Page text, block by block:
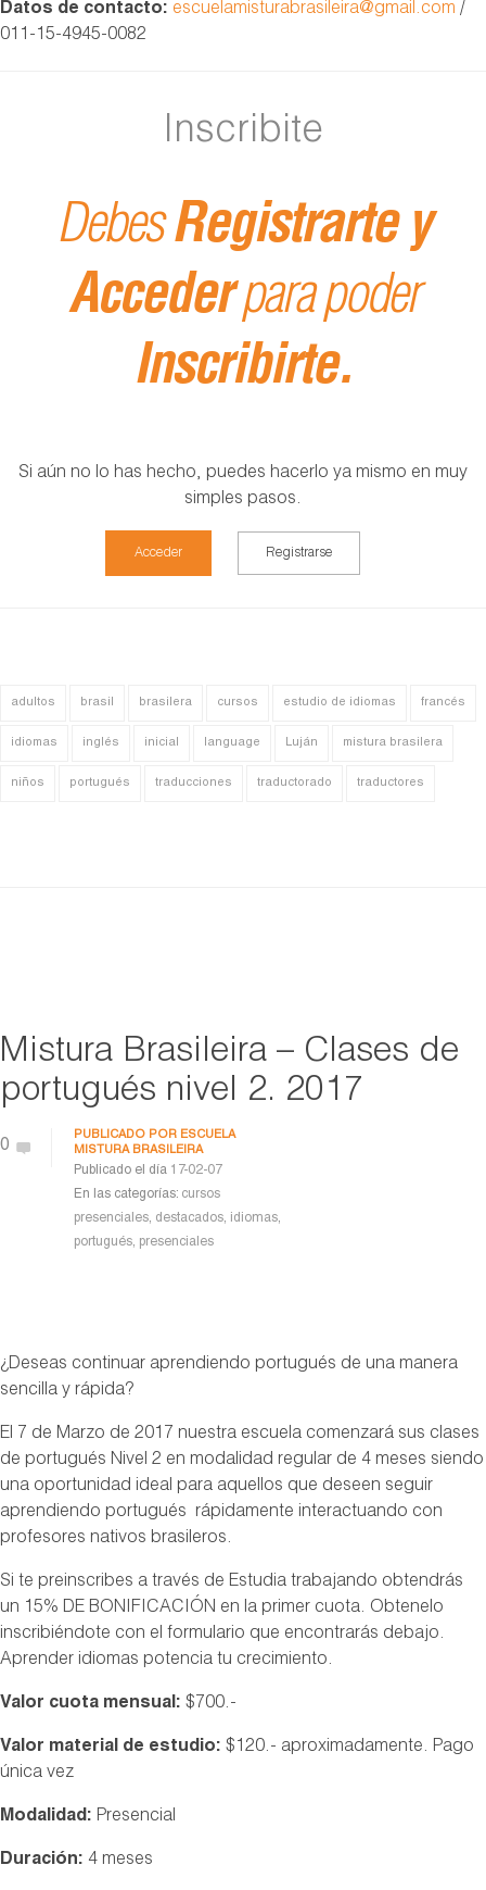
Datos de contacto: escuelamisturabrasileira@gmail.com /
011-15-4945-0082
Inscribite
DebesRegistrarte y
Accederpara poder
Inscribirte.
Si aún no lo has hecho, puedes hacerlo ya mismo en muy
simples pasos.
Acceder Registrarse
adultos brasil brasilera cursos estudio de idiomas francés
idiomas inglés inicial language Luján mistura brasilera
niños portugués traducciones traductorado traductores
Mistura Brasileira – Clases de
portugués nivel 2. 2017
0
PUBLICADO POR ESCUELA
MISTURA BRASILEIRA
Publicado el día 17-02-07
En las categorías: cursos
presenciales, destacados, idiomas,
portugués, presenciales
¿Deseas continuar aprendiendo portugués de una manera
sencilla y rápida?
El 7 de Marzo de 2017 nuestra escuela comenzará sus clases
de portugués Nivel 2 en modalidad regular de 4 meses siendo
una oportunidad ideal para aquellos que deseen seguir
aprendiendo portugués rápidamente interactuando con
profesores nativos brasileros.
Si te preinscribes a través de Estudia trabajando obtendrás
un 15% DE BONIFICACIÓN en la primer cuota. Obtenelo
inscribiéndote con el formulario que encontrarás debajo.
Aprender idiomas potencia tu crecimiento.
Valor cuota mensual: $700.-
Valor material de estudio: $120.- aproximadamente. Pago
única vez
Modalidad: Presencial
Duración: 4 meses